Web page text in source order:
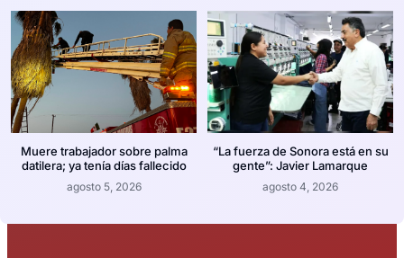
Muere trabajador sobre palma
datilera; ya tenía días fallecido
agosto 5, 2026
“La fuerza de Sonora está en su
gente”: Javier Lamarque
agosto 4, 2026